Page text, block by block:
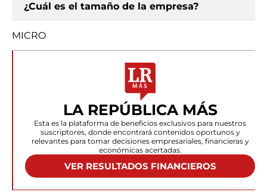
¿Cuál es el tamaño de la empresa?
MICRO
LA REPÚBLICA MÁS
Esta es la plataforma de beneficios exclusivos para nuestros
suscriptores, donde encontrará contenidos oportunos y
relevantes para tomar decisiones empresariales, financieras y
económicas acertadas.
VER RESULTADOS FINANCIEROS